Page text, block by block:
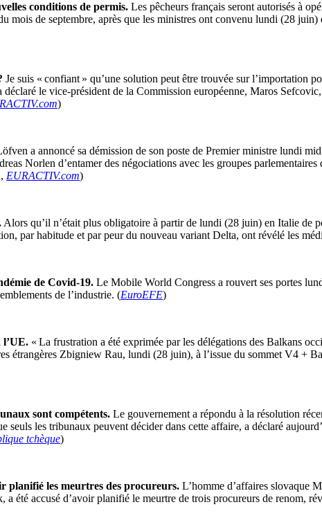
conditions de permis. Les pêcheurs français seront autorisés à
mois de septembre, après que les ministres ont convenu lundi (28
Je suis « confiant » qu’une solution peut être trouvée sur l’importation
le vice-président de la Commission européenne, Maros
)
a annoncé sa démission de son poste de Premier ministre lundi
Norlen d’entamer des négociations avec les groupes
EURACTIV.com)
Alors qu’il n’était plus obligatoire à partir de lundi (28 juin) en Italie de
par habitude et par peur du nouveau variant Delta, ont révélé les
de Covid-19. Le Mobile World Congress a rouvert ses portes
de l’industrie. (EuroEFE)
l’UE. « La frustration a été exprimée par les délégations des Balkans
étrangères Zbigniew Rau, lundi (28 juin), à l’issue du sommet V4 +
sont compétents. Le gouvernement a répondu à la résolution
les tribunaux peuvent décider dans cette affaire, a déclaré
tchèque)
planifié les meurtres des procureurs. L’homme d’affaires slovaque
été accusé d’avoir planifié le meurtre de trois procureurs de renom,